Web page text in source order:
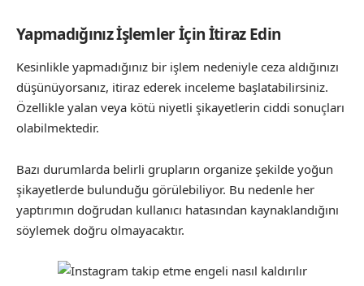
Yapmadığınız İşlemler İçin İtiraz Edin
Kesinlikle yapmadığınız bir işlem nedeniyle ceza aldığınızı
düşünüyorsanız, itiraz ederek inceleme başlatabilirsiniz.
Özellikle yalan veya kötü niyetli şikayetlerin ciddi sonuçları
olabilmektedir.
Bazı durumlarda belirli grupların organize şekilde yoğun
şikayetlerde bulunduğu görülebiliyor. Bu nedenle her
yaptırımın doğrudan kullanıcı hatasından kaynaklandığını
söylemek doğru olmayacaktır.